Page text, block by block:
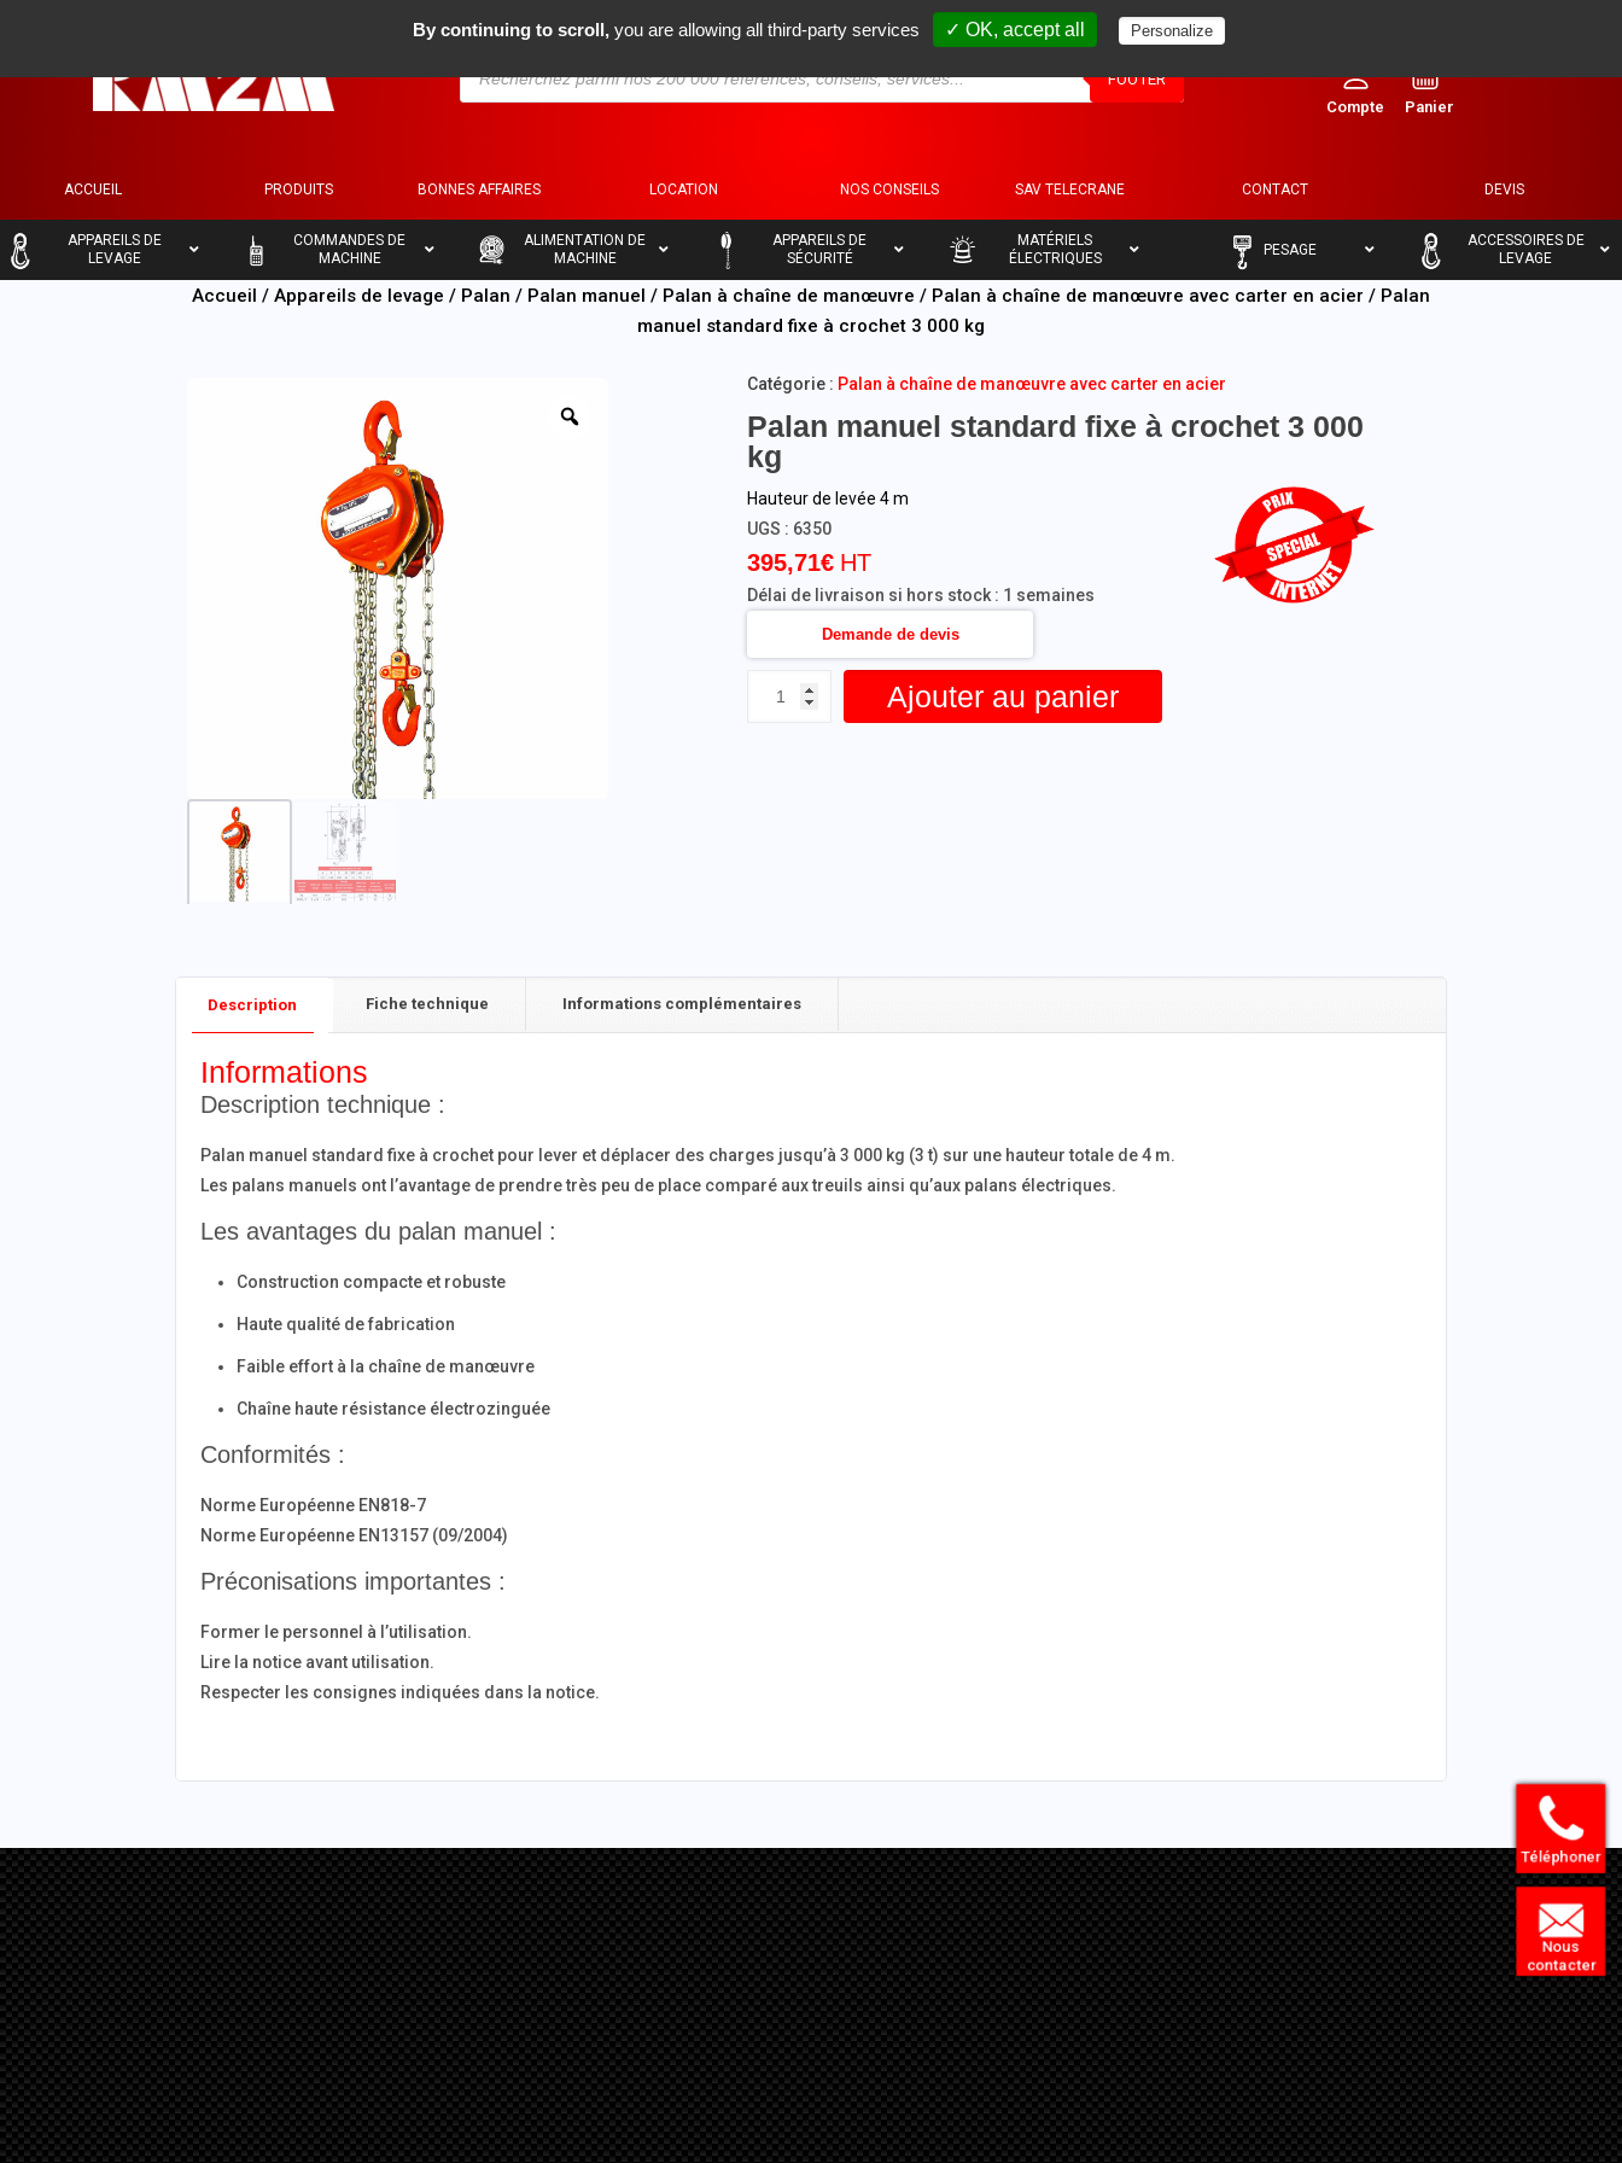
FOOTER
ACCUEIL
– PRODUITS
– BONNES AFFAIRES
– LOCATION
– NOS CONSEILS SAV TELECRANE
– CONTACT
– DEVIS
–
APPAREILS DE
LEVAGE
COMMANDES DE
MACHINE
ALIMENTATION DE
MACHINE
APPAREILS DE
SÉCURITÉ
MATÉRIELS
ÉLECTRIQUES
PESAGE
ACCESSOIRES DE
LEVAGE
Accueil / Appareils de levage / Palan / Palan manuel / Palan à chaîne de manœuvre / Palan à chaîne de manœuvre avec carter en acier / Palan
manuel standard fixe à crochet 3 000 kg
Palan manuel standard fixe à crochet 3 000
kg
395,71€
Délai de livraison si hors stock : 1 semaines
Hauteur de levée 4 m
Ajouter au panier
Demande de devis
UGS : 6350
Catégorie : Palan à chaîne de manœuvre avec carter en acier
Description Fiche technique Informations complémentaires
Informations
Description technique :
Palan manuel standard fixe à crochet pour lever et déplacer des charges jusqu’à 3 000 kg (3 t) sur une hauteur totale de 4 m.
Les palans manuels ont l’avantage de prendre très peu de place comparé aux treuils ainsi qu’aux palans électriques.
Les avantages du palan manuel :
Construction compacte et robuste
Haute qualité de fabrication
Faible effort à la chaîne de manœuvre
Chaîne haute résistance électrozinguée
Conformités :
Norme Européenne EN818-7
Norme Européenne EN13157 (09/2004)
Préconisations importantes :
Former le personnel à l’utilisation.
Lire la notice avant utilisation.
Respecter les consignes indiquées dans la notice.
Téléphoner
Nous
contacter
By continuing to scroll, you are allowing all third-party services ✓ OK, accept all Personalize